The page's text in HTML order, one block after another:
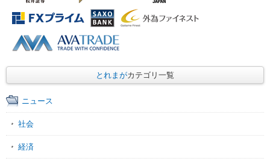
とれまがカテゴリ一覧
ニュース
社会
経済